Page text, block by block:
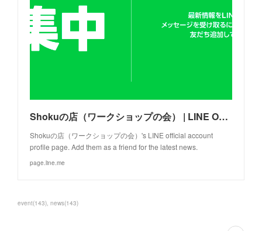
Shokuの店（ワークショップの会） | LINE Official Account
Shokuの店（ワークショップの会）'s LINE official account
profile page. Add them as a friend for the latest news.
page.line.me
event(143) news(143)